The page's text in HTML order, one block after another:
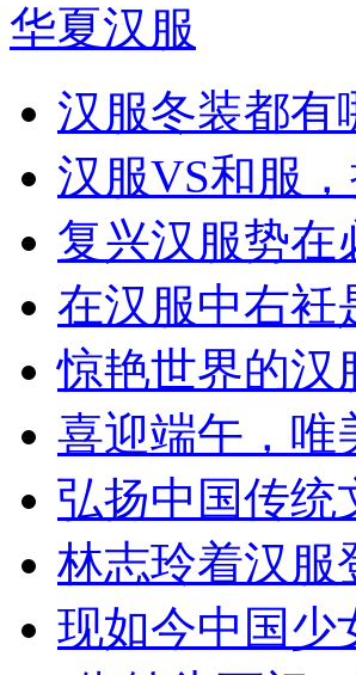
华夏汉服
汉服冬装都有
汉服VS和服
复兴汉服势在
在汉服中右衽
惊艳世界的汉
喜迎端午，唯
弘扬中国传统
林志玲着汉服
现如今中国少